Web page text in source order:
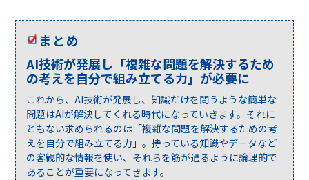
まとめ
AI技術が発展し「複雑な問題を解決するため
の考えを自分で組み立てる力」が必要に
これから、AI技術が発展し、知識だけを問うような簡単な
問題はAIが解決してくれる時代になっていきます。それに
ともない求められるのは「複雑な問題を解決するための考
えを自分で組み立てる力」。持っている知識やデータなど
の客観的な情報を使い、それらを筋が通るように論理的で
あることが重要になってきます。